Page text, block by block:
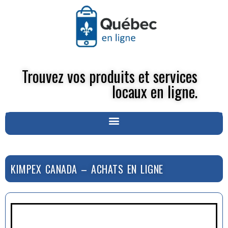
Trouvez vos produits et services
locaux en ligne.
KIMPEX CANADA – ACHATS EN LIGNE